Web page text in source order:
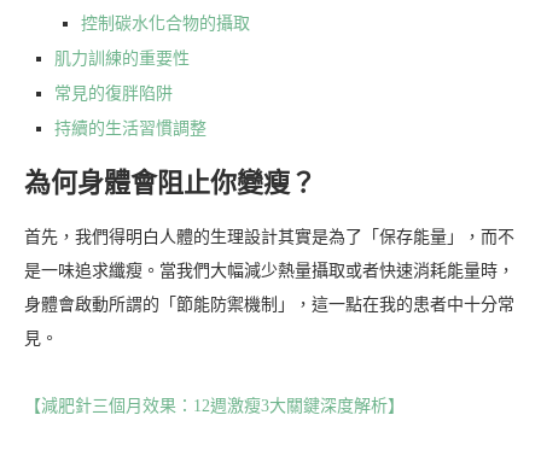
控制碳水化合物的攝取
肌力訓練的重要性
常見的復胖陷阱
持續的生活習慣調整
為何身體會阻止你變瘦？
首先，我們得明白人體的生理設計其實是為了「保存能量」，而不
是一味追求纖瘦。當我們大幅減少熱量攝取或者快速消耗能量時，
身體會啟動所謂的「節能防禦機制」，這一點在我的患者中十分常
見。
【減肥針三個月效果：12週激瘦3大關鍵深度解析】